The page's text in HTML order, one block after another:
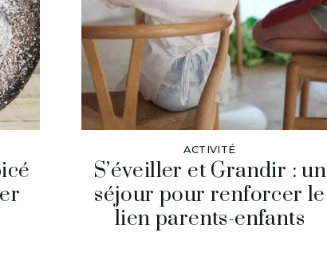
ACTIVITÉ
S’éveiller et Grandir : un
séjour pour renforcer le
lien parents-enfants